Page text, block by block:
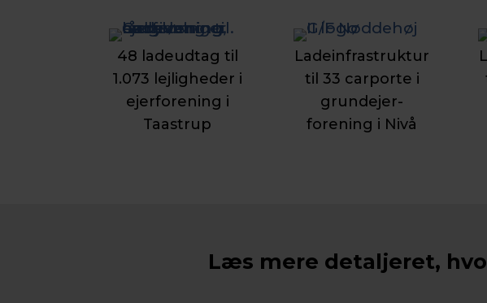
48 ladeudtag til
1.073 lejligheder i
ejerforening i
Taastrup
Ladeinfrastruktur
til 33 carporte i
grundejer-
forening i Nivå
Læs mere detaljeret,